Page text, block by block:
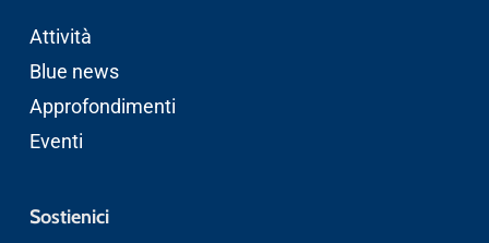
Attività
Blue news
Approfondimenti
Eventi
Sostienici